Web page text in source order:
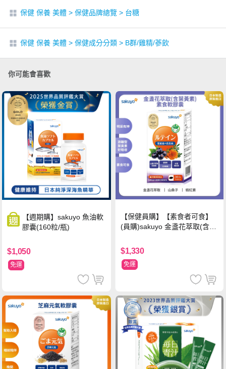
保健 保養 美體 > 保健品牌總覽 > 台糖
保健 保養 美體 > 保健成分分類 > B群/雞精/蔘飲
你可能會喜歡
【週期購】sakuyo 魚油軟
膠囊(160粒/瓶)
$1,050
免運
【保健員購】【素食者可食】
(員購)sakuyo 金盞花萃取(含葉
瓶)
$1,330
免運